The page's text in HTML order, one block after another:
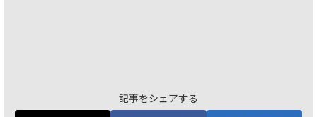
記事をシェアする